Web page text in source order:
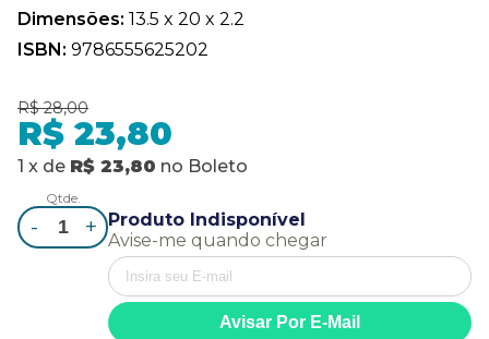
Dimensões: 13.5 x 20 x 2.2
ISBN: 9786555625202
R$ 28,00
R$ 23,80
1 x de R$ 23,80 no Boleto
Qtde.
- +
Produto Indisponível
Avise-me quando chegar